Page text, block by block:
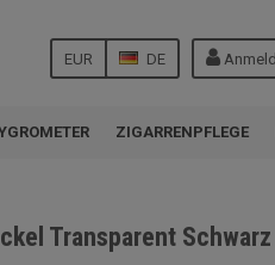
DE
EUR
ZIGARRENPFLEGE
Transparent Schwarz